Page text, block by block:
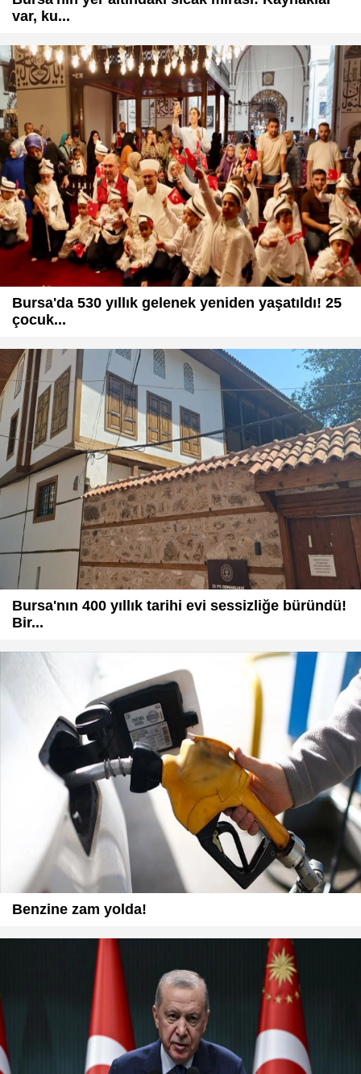
var, ku...
Bursa'da 530 yıllık gelenek yeniden yaşatıldı! 25
çocuk...
Bursa'nın 400 yıllık tarihi evi sessizliğe büründü!
Bir...
Benzine zam yolda!